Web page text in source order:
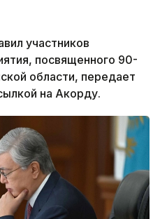
участников
посвященного 90-
области, передает
на Акорду.